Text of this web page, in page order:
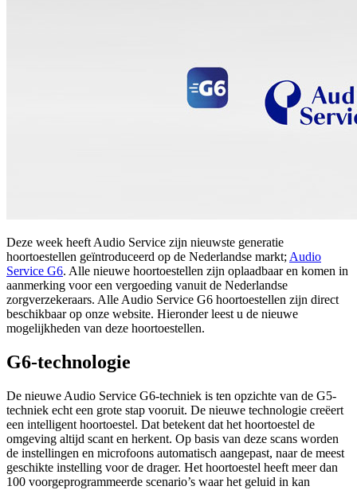
Deze week heeft Audio Service zijn nieuwste generatie
hoortoestellen geïntroduceerd op de Nederlandse markt; Audio
Service G6. Alle nieuwe hoortoestellen zijn oplaadbaar en komen in
aanmerking voor een vergoeding vanuit de Nederlandse
zorgverzekeraars. Alle Audio Service G6 hoortoestellen zijn direct
beschikbaar op onze website. Hieronder leest u de nieuwe
mogelijkheden van deze hoortoestellen.
G6-technologie
De nieuwe Audio Service G6-techniek is ten opzichte van de G5-
techniek echt een grote stap vooruit. De nieuwe technologie creëert
een intelligent hoortoestel. Dat betekent dat het hoortoestel de
omgeving altijd scant en herkent. Op basis van deze scans worden
de instellingen en microfoons automatisch aangepast, naar de meest
geschikte instelling voor de drager. Het hoortoestel heeft meer dan
100 voorgeprogrammeerde scenario’s waar het geluid in kan